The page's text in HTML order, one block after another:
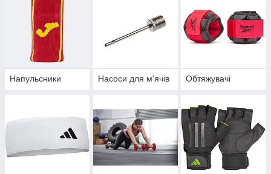
Напульсники Насоси для м'ячів Обтяжувачі